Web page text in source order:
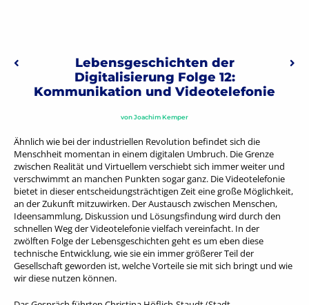
Beitragsnavigation
Vorheriger: „Walküre“ – Totgesagte leben länger.
Lebensgeschichten der
Digitalisierung Folge 12:
Kommunikation und Videotelefonie
vonJoachim Kemper
Ähnlich wie bei der industriellen Revolution befindet sich die
Menschheit momentan in einem digitalen Umbruch. Die Grenze
zwischen Realität und Virtuellem verschiebt sich immer weiter und
verschwimmt an manchen Punkten sogar ganz. Die Videotelefonie
bietet in dieser entscheidungsträchtigen Zeit eine große Möglichkeit,
an der Zukunft mitzuwirken. Der Austausch zwischen Menschen,
Ideensammlung, Diskussion und Lösungsfindung wird durch den
schnellen Weg der Videotelefonie vielfach vereinfacht. In der
zwölften Folge der Lebensgeschichten geht es um eben diese
technische Entwicklung, wie sie ein immer größerer Teil der
Gesellschaft geworden ist, welche Vorteile sie mit sich bringt und wie
wir diese nutzen können.